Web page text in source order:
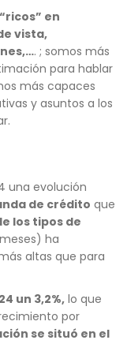
en
vista,
. ; somos más
para hablar
más capaces
y asuntos a los
una evolución
de crédito que
los tipos de
ha
altas que para
un 3,2%,lo que
por
se situó en el